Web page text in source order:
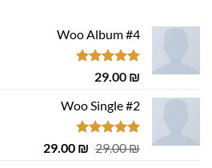
Woo Album #4
דורג5.00
29.00 ₪
Woo Single #2
דורג4.75
29.00₪
המחיר
29.00 ₪
המחיר